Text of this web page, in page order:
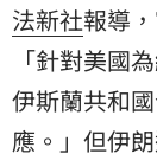
法新社報導
「針對美國
伊斯蘭共和
應。」但伊